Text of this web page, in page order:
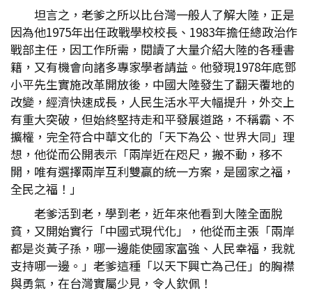
坦言之，老爹之所以比台灣一般人了解大陸，正是
因為他1975年出任政戰學校校長、1983年擔任總政治作
戰部主任，因工作所需，閱讀了大量介紹大陸的各種書
籍，又有機會向諸多專家學者請益。他發現1978年底鄧
小平先生實施改革開放後，中國大陸發生了翻天覆地的
改變，經濟快速成長，人民生活水平大幅提升，外交上
有重大突破，但始終堅持走和平發展道路，不稱霸、不
擴權，完全符合中華文化的「天下為公、世界大同」理
想，他從而公開表示「兩岸近在咫尺，搬不動，移不
開，唯有選擇兩岸互利雙贏的統一方案，是國家之福，
全民之福！」
老爹活到老，學到老，近年來他看到大陸全面脫
貧，又開始實行「中國式現代化」，他從而主張「兩岸
都是炎黃子孫，哪一邊能使國家富強、人民幸福，我就
支持哪一邊。」老爹這種「以天下興亡為己任」的胸襟
與勇氣，在台灣實屬少見，令人欽佩！